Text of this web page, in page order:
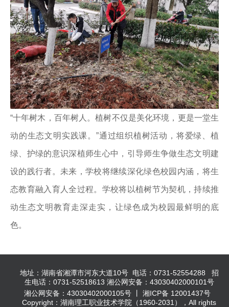
“十年树木，百年树人。植树不仅是美化环境，更是一堂生
动的生态文明实践课。”通过组织植树活动，将爱绿、植
绿、护绿的意识深植师生心中，引导师生争做生态文明建
设的践行者。未来，学校将继续深化绿色校园内涵，将生
态教育融入育人全过程。学校将以植树节为契机，持续推
动生态文明教育走深走实，让绿色成为校园最鲜明的底
色。
地址：湖南省湘潭市河东大道10号 电话：0731-52554288 招
生电话：0731-52518613 湘公网安备：43030402000101号
湘公网安备：43030402000105号 丨 湘ICP备 12001437号
Copyright：湖南理工职业技术学院（1960-2031），All rights